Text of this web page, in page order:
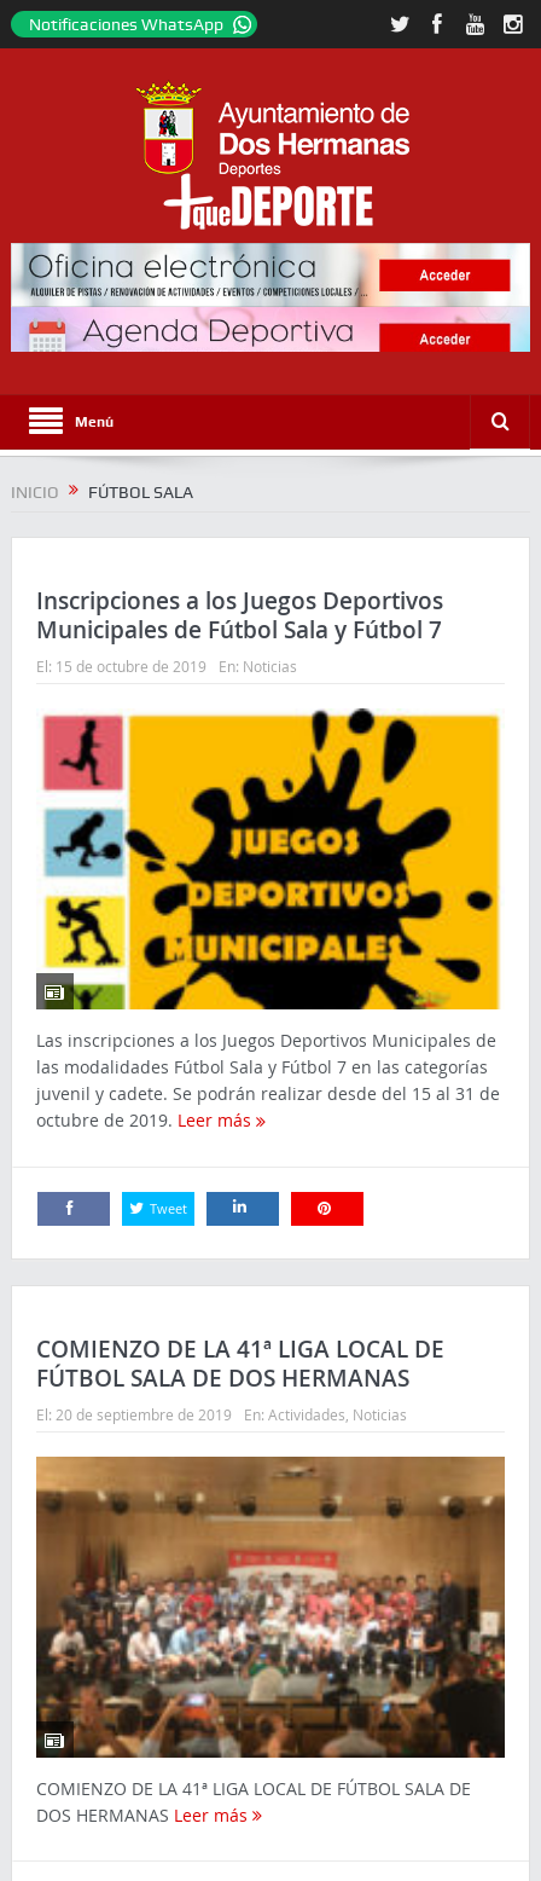
Notificaciones WhatsApp
Menú
INICIO FÚTBOL SALA
Inscripciones a los Juegos Deportivos
Municipales de Fútbol Sala y Fútbol 7
El: 15 de octubre de 2019 En: Noticias
Las inscripciones a los Juegos Deportivos Municipales de
las modalidades Fútbol Sala y Fútbol 7 en las categorías
juvenil y cadete. Se podrán realizar desde del 15 al 31 de
octubre de 2019. Leer más
Tweet
COMIENZO DE LA 41ª LIGA LOCAL DE
FÚTBOL SALA DE DOS HERMANAS
El: 20 de septiembre de 2019 En: Actividades Noticias
COMIENZO DE LA 41ª LIGA LOCAL DE FÚTBOL SALA DE
DOS HERMANAS Leer más